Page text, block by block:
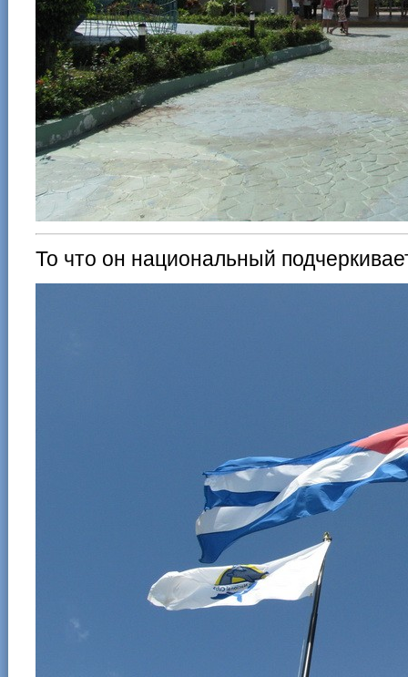
То что он национальный